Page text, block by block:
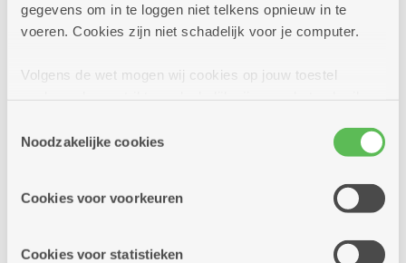
gegevens om in te loggen niet telkens opnieuw in te
voeren. Cookies zijn niet schadelijk voor je computer.
Volgens de wet mogen wij cookies op jouw toestel
cookies hebben we jouw toestemming nodig. Sommige
cookies worden geplaatst door derde partijen die een
informatie over jouw (geanonimiseerd) gebruik van onze
partners kunnen deze gegevens combineren met andere
Noodzakelijke cookies
Cookies voor voorkeuren
Cookies voor statistieken
vrijdag
14
augustus
14u
-
17u
Dienstencentrum Kronenburg